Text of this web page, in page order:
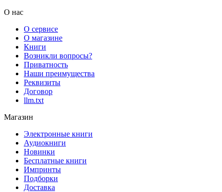
О нас
О сервисе
О магазине
Книги
Возникли вопросы?
Приватность
Наши преимущества
Реквизиты
Договор
llm.txt
Магазин
Электронные книги
Аудиокниги
Новинки
Бесплатные книги
Импринты
Подборки
Доставка